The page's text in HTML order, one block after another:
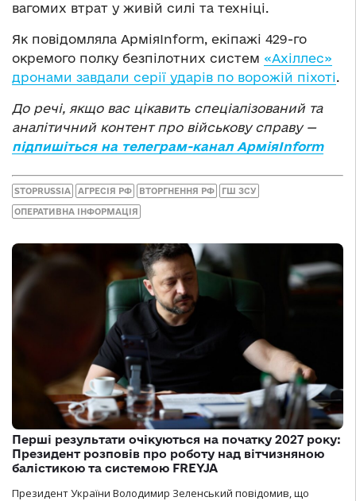
вагомих втрат у живій силі та техніці.
Як повідомляла АрміяInform, екіпажі 429-го
окремого полку безпілотних систем «Ахіллес»
дронами завдали серії ударів по ворожій піхоті.
До речі, якщо вас цікавить спеціалізований та
аналітичний контент про військову справу —
підпишіться на телеграм-канал АрміяInform
STOPRUSSIA АГРЕСІЯ РФ ВТОРГНЕННЯ РФ ГШ ЗСУ
ОПЕРАТИВНА ІНФОРМАЦІЯ
Перші результати очікуються на початку 2027 року:
Президент розповів про роботу над вітчизняною
балістикою та системою FREYJA
Президент України Володимир Зеленський повідомив, що